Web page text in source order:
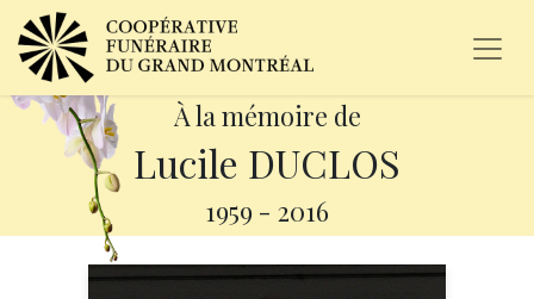
À la mémoire de
Lucile DUCLOS
1959 - 2016